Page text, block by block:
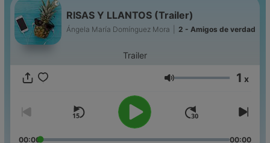
RISAS Y LLANTOS (Trailer)
Ángela María Domínguez Mora 2 - Amigos de verdad
Trailer
Volumen 1 x
00:00 00:00